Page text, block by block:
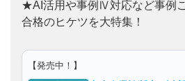
★AI活用や事例Ⅳ対応など事例ご
合格のヒケツを大特集！
【発売中！】